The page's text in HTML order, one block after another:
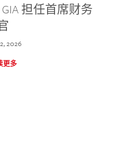
担任首席财务
2026
更多